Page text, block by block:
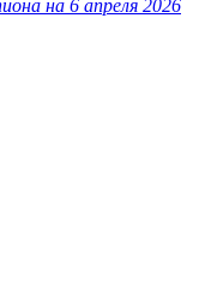
на 6 апреля 2026